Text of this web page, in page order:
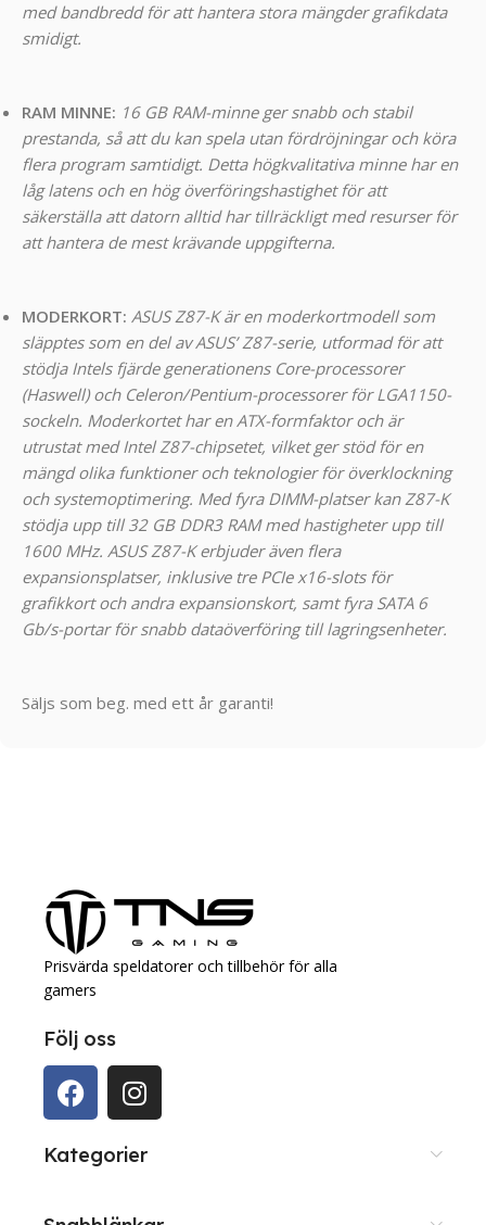
med bandbredd för att hantera stora mängder grafikdata
smidigt.
RAM MINNE: 16 GB RAM-minne ger snabb och stabil
prestanda, så att du kan spela utan fördröjningar och köra
flera program samtidigt. Detta högkvalitativa minne har en
låg latens och en hög överföringshastighet för att
säkerställa att datorn alltid har tillräckligt med resurser för
att hantera de mest krävande uppgifterna.
MODERKORT: ASUS Z87-K är en moderkortmodell som
släpptes som en del av ASUS’ Z87-serie, utformad för att
stödja Intels fjärde generationens Core-processorer
(Haswell) och Celeron/Pentium-processorer för LGA1150-
sockeln. Moderkortet har en ATX-formfaktor och är
utrustat med Intel Z87-chipsetet, vilket ger stöd för en
mängd olika funktioner och teknologier för överklockning
och systemoptimering. Med fyra DIMM-platser kan Z87-K
stödja upp till 32 GB DDR3 RAM med hastigheter upp till
1600 MHz. ASUS Z87-K erbjuder även flera
expansionsplatser, inklusive tre PCIe x16-slots för
grafikkort och andra expansionskort, samt fyra SATA 6
Gb/s-portar för snabb dataöverföring till lagringsenheter.
Säljs som beg. med ett år garanti!
Prisvärda speldatorer och tillbehör för alla
gamers
Följ oss
Kategorier